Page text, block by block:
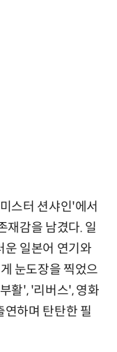
스터 션샤인'에서
재감을 남겼다. 일
운 일본어 연기와
눈도장을 찍었으
활', '리버스', 영화
연하며 탄탄한 필